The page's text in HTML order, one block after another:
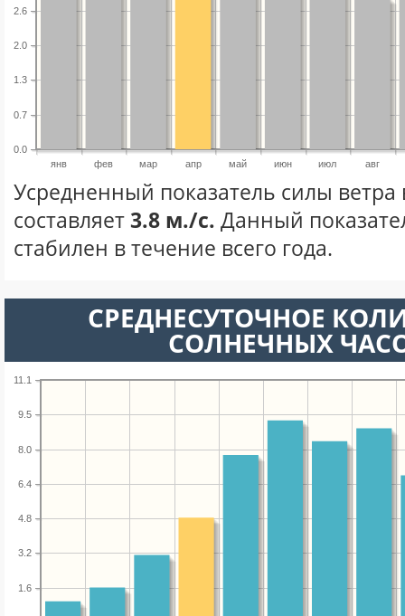
янв фев мар апр май июн июл авг
0.0
0.7
1.3
2.0
2.6
Усредненный показатель силы ветра
составляет3.8 м./с. Данный
стабилен в течение всего года.
СРЕДНЕСУТОЧНОЕ
СОЛНЕЧНЫХ
1.6
3.2
4.8
6.4
8.0
9.5
11.1